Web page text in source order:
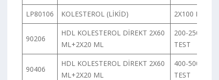
LP80106 KOLESTEROL (LİKİD) 2X100 ML
90206
HDL KOLESTEROL DİREKT 2X60
ML+2X20 ML
200-250
TEST
90406
HDL KOLESTEROL DİREKT 2X60
ML+2X20 ML
400-500
TEST